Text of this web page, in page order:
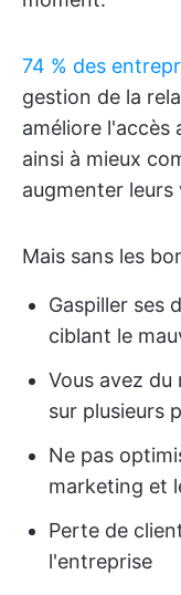
74 % des
gestion de la
améliore l'accès
ainsi à mieux
augmenter leurs
Mais sans les
Gaspiller ses
ciblant le
Vous avez du
sur plusieurs
Ne pas
marketing et
Perte de
l'entreprise